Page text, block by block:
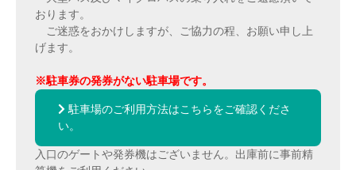
おります。
ご迷惑をおかけしますが、ご協力の程、お願い申し上
げます。
※駐車券の発券がない駐車場です。
駐車場のご利用方法はこちらをご確認くださ
い。
入口のゲートや発券機はございません。出庫前に事前精